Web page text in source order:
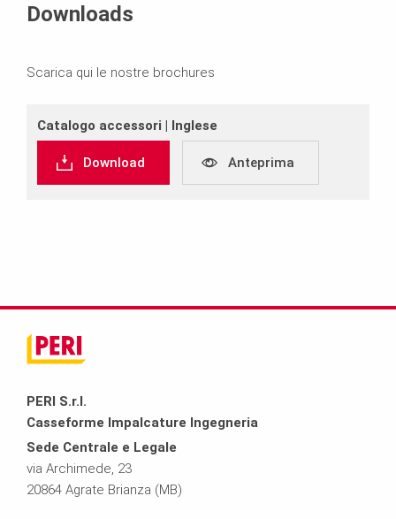
Downloads
Scarica qui le nostre brochures
Catalogo accessori | Inglese
Download Anteprima
PERI S.r.l.
Casseforme Impalcature Ingegneria
Sede Centrale e Legale
via Archimede, 23
20864 Agrate Brianza (MB)